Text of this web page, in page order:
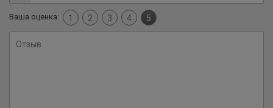
Ваша оценка: 1 2 3 4 5